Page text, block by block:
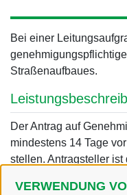
VERWENDUNG
Bei einer
Straßenaufbaues.
Der Antrag auf
mindestens 14 Tage
stellen. Antragsteller ist
Amt/Fachbereich